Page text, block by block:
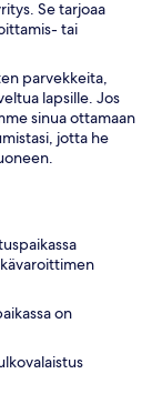
Se tarjoaa
tai
parvekkeita,
lapsille. Jos
sinua ottamaan
jotta he
on